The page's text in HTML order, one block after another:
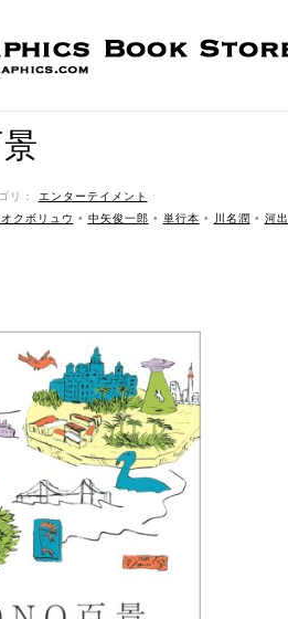
リ： エンターテイメント
ˑ
オクボリュウ • 中矢俊一郎 • 単行本 • 川名潤 • 河